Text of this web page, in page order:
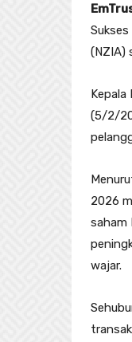
(NZIA)
Kepala
(5/2/
2026
saham
wajar.